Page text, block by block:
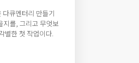
큐멘터리 만들기
지를, 그리고 무엇보
별한 첫 작업이다.